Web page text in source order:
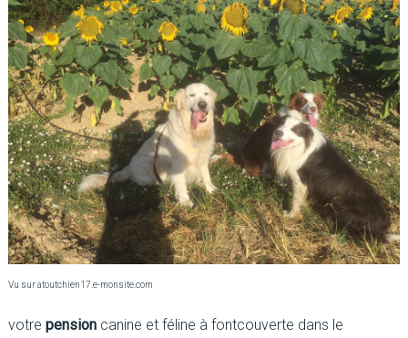
Vu sur atoutchien17.e-monsite.com
votre pensioncanine et féline à fontcouverte dans le